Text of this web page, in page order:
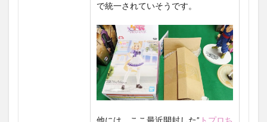
で統一されていそうです。